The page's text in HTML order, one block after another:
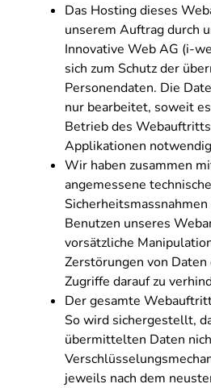
Das Hosting dieses
unserem Auftrag durch
Innovative Web AG (i-
sich zum Schutz der
Personendaten. Die
nur bearbeitet, soweit
Betrieb des
Applikationen
Wir haben zusammen
angemessene
Benutzen unseres
vorsätzliche
Zerstörungen von
Zugriffe darauf zu
Der gesamte
So wird sichergestellt,
übermittelten Daten
jeweils nach dem